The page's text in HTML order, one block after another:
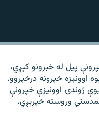
پیل له خبرونو کېږي،
اوونیزه خپرونه درخپروو.
ژوندۍ اوونیزې خپرونې
وروسته خپرېږي.